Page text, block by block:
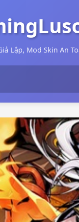
Lập, Mod Skin An